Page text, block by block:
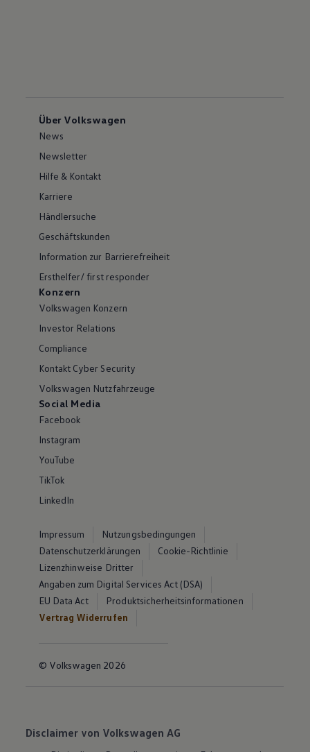
Über Volkswagen
News
Newsletter
Hilfe & Kontakt
Karriere
Händlersuche
Geschäftskunden
Information zur Barrierefreiheit
Ersthelfer/ first responder
Konzern
Volkswagen Konzern
Investor Relations
Compliance
Kontakt Cyber Security
Volkswagen Nutzfahrzeuge
Social Media
Facebook
Instagram
YouTube
TikTok
LinkedIn
Impressum
Nutzungsbedingungen
Datenschutzerklärungen
Cookie-Richtlinie
Lizenzhinweise Dritter
Angaben zum Digital Services Act (DSA)
EU Data Act
Produktsicherheitsinformationen
Vertrag Widerrufen
© Volkswagen 2026
Disclaimer von Volkswagen AG